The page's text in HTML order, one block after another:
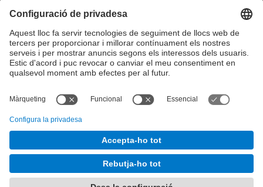
Configuració de privadesa
Condicions d’ús